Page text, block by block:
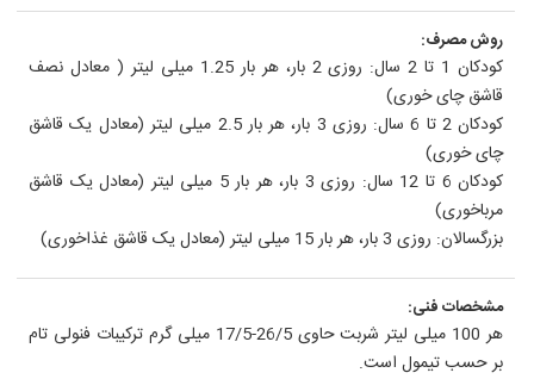
روش مصرف:
کودکان 1 تا 2 سال: روزی 2 بار، هر بار 1.25 میلی لیتر ( معادل نصف
قاشق چای خوری)
کودکان 2 تا 6 سال: روزی 3 بار، هر بار 2.5 میلی لیتر (معادل یک قاشق
چای خوری)
کودکان 6 تا 12 سال: روزی 3 بار، هر بار 5 میلی لیتر (معادل یک قاشق
مرباخوری)
بزرگسالان: روزی 3 بار، هر بار 15 میلی لیتر (معادل یک قاشق غذاخوری)
مشخصات فنی:
هر 100 میلی لیتر شربت حاوی 26/5-17/5 میلی گرم ترکیبات فنولی تام
بر حسب تیمول است.